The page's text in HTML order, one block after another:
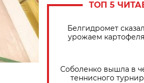
ТОП 5
Белгидромет
урожаем
Соболенко вышла в
теннисного